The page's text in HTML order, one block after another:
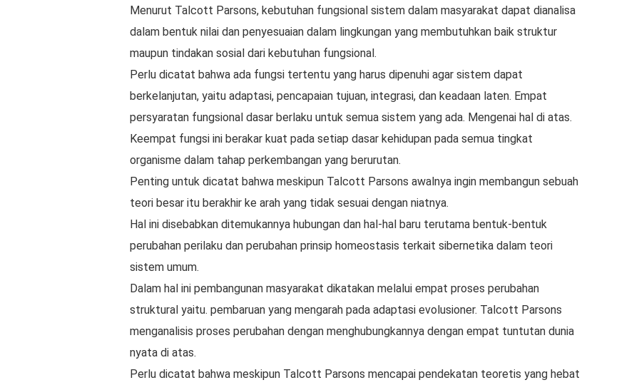
Menurut Talcott Parsons, kebutuhan fungsional sistem dalam masyarakat dapat dianalisa
dalam bentuk nilai dan penyesuaian dalam lingkungan yang membutuhkan baik struktur
maupun tindakan sosial dari kebutuhan fungsional.
Perlu dicatat bahwa ada fungsi tertentu yang harus dipenuhi agar sistem dapat
berkelanjutan, yaitu adaptasi, pencapaian tujuan, integrasi, dan keadaan laten. Empat
persyaratan fungsional dasar berlaku untuk semua sistem yang ada. Mengenai hal di atas.
Keempat fungsi ini berakar kuat pada setiap dasar kehidupan pada semua tingkat
organisme dalam tahap perkembangan yang berurutan.
Penting untuk dicatat bahwa meskipun Talcott Parsons awalnya ingin membangun sebuah
teori besar itu berakhir ke arah yang tidak sesuai dengan niatnya.
Hal ini disebabkan ditemukannya hubungan dan hal-hal baru terutama bentuk-bentuk
perubahan perilaku dan perubahan prinsip homeostasis terkait sibernetika dalam teori
sistem umum.
Dalam hal ini pembangunan masyarakat dikatakan melalui empat proses perubahan
struktural yaitu. pembaruan yang mengarah pada adaptasi evolusioner. Talcott Parsons
menganalisis proses perubahan dengan menghubungkannya dengan empat tuntutan dunia
nyata di atas.
Perlu dicatat bahwa meskipun Talcott Parsons mencapai pendekatan teoretis yang hebat